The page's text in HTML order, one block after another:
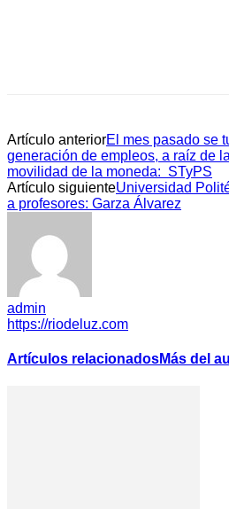
Artículo anteriorEl mes pasado se
generación de empleos, a raíz de
movilidad de la moneda: STyPS
Artículo siguienteUniversidad
a profesores: Garza Álvarez
admin
https://riodeluz.com
Artículos relacionadosMás del